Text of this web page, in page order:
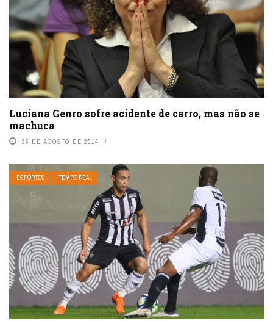
Luciana Genro sofre acidente de carro, mas não se
machuca
25 DE AGOSTO DE 2014
ESPORTES TEMPO REAL